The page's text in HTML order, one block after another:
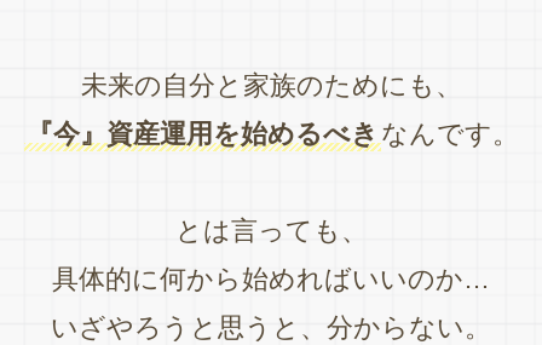
未来の自分と家族のためにも、
『今』資産運用を始めるべき なんです。
とは言っても、
具体的に何から始めればいいのか…
いざやろうと思うと、分からない。